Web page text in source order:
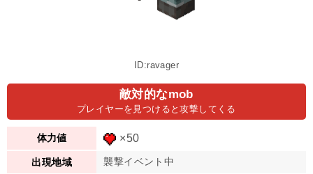
ID:ravager
敵対的なmob
プレイヤーを見つけると攻撃してくる
体力値 ×50
出現地域 襲撃イベント中